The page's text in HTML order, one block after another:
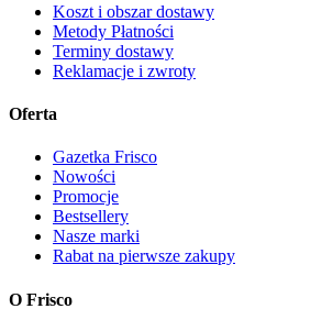
Koszt i obszar dostawy
Metody Płatności
Terminy dostawy
Reklamacje i zwroty
Oferta
Gazetka Frisco
Nowości
Promocje
Bestsellery
Nasze marki
Rabat na pierwsze zakupy
O Frisco